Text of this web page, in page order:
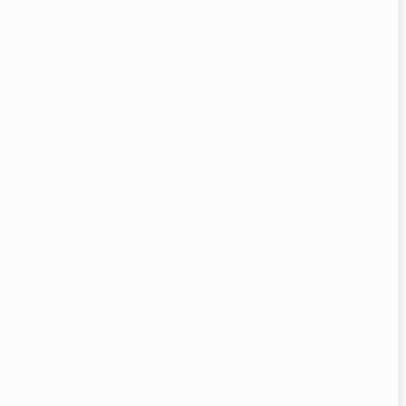
vláken. Jsou velmi kvalitní, odolné. Jsou
např.: košíky, puffy, koberečky, podsedáky,
za konec s uzlíkem a prát ručně.
zobrazovat odlišně. Tuto vlastnost určují výrobci
odbouratelné.